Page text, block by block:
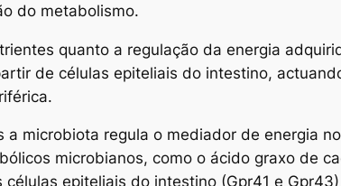
do metabolismo.
quanto a regulação da energia
de células epiteliais do intestino,
microbiota regula o mediador de energia
microbianos, como o ácido graxo de
epiteliais do intestino (Gpr41 e